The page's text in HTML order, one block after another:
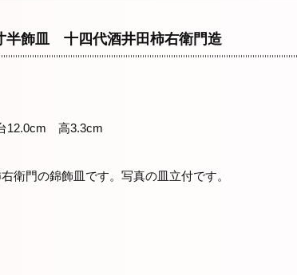
半飾皿 十四代酒井田柿右衛門造
12.0cm 高3.3cm
門の錦飾皿です。写真の皿立付です。